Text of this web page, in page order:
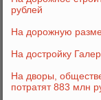
рублей
На дорожную
На достройку
На дворы,
потратят 883 млн